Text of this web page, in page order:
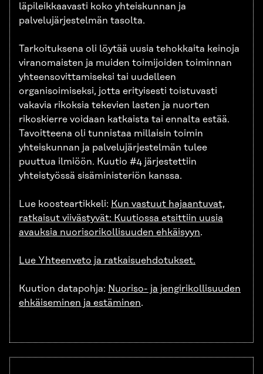
läpileikkaavasti koko yhteiskunnan ja
palvelujärjestelmän tasolta.
Tarkoituksena oli löytää uusia tehokkaita keinoja
viranomaisten ja muiden toimijoiden toiminnan
yhteensovittamiseksi tai uudelleen
organisoimiseksi, jotta erityisesti toistuvasti
vakavia rikoksia tekevien lasten ja nuorten
rikoskierre voidaan katkaista tai ennalta estää.
Tavoitteena oli tunnistaa millaisin toimin
yhteiskunnan ja palvelujärjestelmän tulee
puuttua ilmiöön. Kuutio #4 järjestettiin
yhteistyössä sisäministeriön kanssa.
Lue koosteartikkeli: Kun vastuut hajaantuvat,
ratkaisut viivästyvät: Kuutiossa etsittiin uusia
avauksia nuorisorikollisuuden ehkäisyyn.
Lue Yhteenveto ja ratkaisuehdotukset.
Kuution datapohja: Nuoriso- ja jengirikollisuuden
ehkäiseminen ja estäminen.